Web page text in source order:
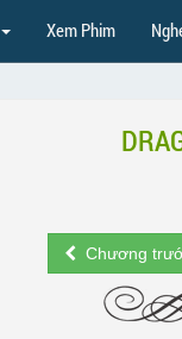
Xem Phim
Chương